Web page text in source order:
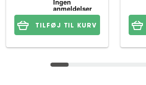
TILFØJ TIL KURV